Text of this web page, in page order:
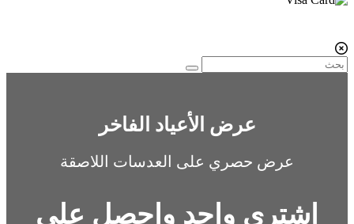
عرض الأعياد الفاخر
عرض حصري على العدسات اللاصقة
اشتري واحد واحصل على